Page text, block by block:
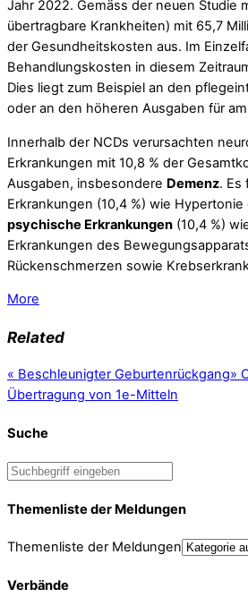
Jahr 2022. Gemäss der neuen Studie
übertragbare Krankheiten) mit 65,7
der Gesundheitskosten aus. Im
Behandlungskosten in diesem
Dies liegt zum Beispiel an den
oder an den höheren Ausgaben für
Innerhalb der NCDs verursachten
Erkrankungen mit 10,8 % der
Ausgaben, insbesondere Demenz. Es
Erkrankungen (10,4 %) wie Hypertonie
psychische Erkrankungen (10,4 %)
Erkrankungen des
Rückenschmerzen sowie
More
Related
« Beschleunigter Geburtenrückgang»
Übertragung von 1e-Mitteln
Suche
Themenliste der Meldungen
Themenliste der Meldungen
Verbände